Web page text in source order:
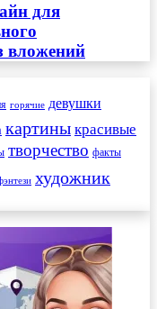
для
вложений
горячие девушки
картины красивые
творчество факты
художник